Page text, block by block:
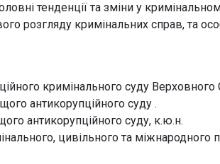
тенденції та зміни у
розгляду кримінальних справ, та
кримінального суду
антикорупційного суду .
антикорупційного суду, к.ю.н.
цивільного та міжнародного